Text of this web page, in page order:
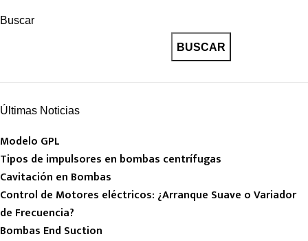
Buscar
BUSCAR
Últimas Noticias
Modelo GPL
Tipos de impulsores en bombas centrífugas
Cavitación en Bombas
Control de Motores eléctricos: ¿Arranque Suave o Variador
de Frecuencia?
Bombas End Suction